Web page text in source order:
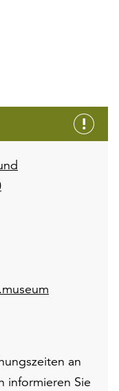
an
informieren Sie